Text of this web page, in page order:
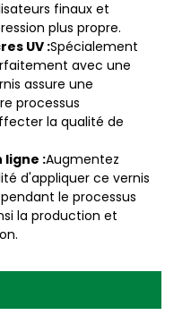
finaux et
plus propre.
UV :Spécialement
avec une
assure une
processus
la qualité de
ligne :Augmentez
d'appliquer ce vernis
le processus
la production et